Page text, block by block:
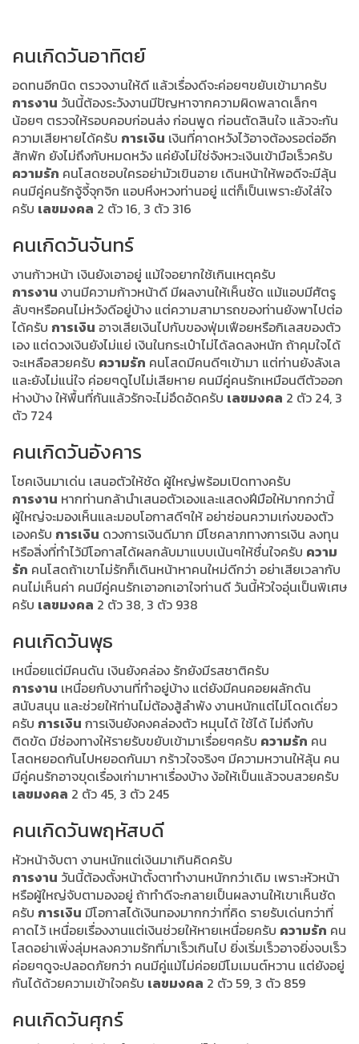
คนเกิดวันอาทิตย์
อดทนอีกนิด ตรวจงานให้ดี แล้วเรื่องดีจะค่อยๆขยับเข้ามาครับ
การงาน วันนี้ต้องระวังงานมีปัญหาจากความผิดพลาดเล็กๆ
น้อยๆ ตรวจให้รอบคอบก่อนส่ง ก่อนพูด ก่อนตัดสินใจ แล้วจะกัน
ความเสียหายได้ครับ การเงิน เงินที่คาดหวังไว้อาจต้องรอต่ออีก
สักพัก ยังไม่ถึงกับหมดหวัง แค่ยังไม่ใช่จังหวะเงินเข้ามือเร็วครับ
ความรัก คนโสดชอบใครอย่ามัวเขินอาย เดินหน้าให้พอดีจะมีลุ้น
คนมีคู่คนรักจู้จี้จุกจิก แอบหึงหวงท่านอยู่ แต่ก็เป็นเพราะยังใส่ใจ
ครับ เลขมงคล 2 ตัว 16, 3 ตัว 316
คนเกิดวันจันทร์
งานก้าวหน้า เงินยังเอาอยู่ แม้ใจอยากใช้เกินเหตุครับ
การงาน งานมีความก้าวหน้าดี มีผลงานให้เห็นชัด แม้แอบมีศัตรู
ลับๆหรือคนไม่หวังดีอยู่บ้าง แต่ความสามารถของท่านยังพาไปต่อ
ได้ครับ การเงิน อาจเสียเงินไปกับของฟุ่มเฟือยหรือกิเลสของตัว
เอง แต่ดวงเงินยังไม่แย่ เงินในกระเป๋าไม่ได้ลดลงหนัก ถ้าคุมใจได้
จะเหลือสวยครับ ความรัก คนโสดมีคนดีๆเข้ามา แต่ท่านยังลังเล
และยังไม่แน่ใจ ค่อยๆดูไปไม่เสียหาย คนมีคู่คนรักเหมือนตีตัวออก
ห่างบ้าง ให้พื้นที่กันแล้วรักจะไม่อึดอัดครับ เลขมงคล 2 ตัว 24, 3
ตัว 724
คนเกิดวันอังคาร
โชคเงินมาเด่น เสนอตัวให้ชัด ผู้ใหญ่พร้อมเปิดทางครับ
การงาน หากท่านกล้านำเสนอตัวเองและแสดงฝีมือให้มากกว่านี้
ผู้ใหญ่จะมองเห็นและมอบโอกาสดีๆให้ อย่าซ่อนความเก่งของตัว
เองครับ การเงิน ดวงการเงินดีมาก มีโชคลาภทางการเงิน ลงทุน
หรือสิ่งที่ทำไว้มีโอกาสได้ผลกลับมาแบบเน้นๆให้ชื่นใจครับ ความ
รัก คนโสดถ้าเขาไม่รักก็เดินหน้าหาคนใหม่ดีกว่า อย่าเสียเวลากับ
คนไม่เห็นค่า คนมีคู่คนรักเอาอกเอาใจท่านดี วันนี้หัวใจอุ่นเป็นพิเศษ
ครับ เลขมงคล 2 ตัว 38, 3 ตัว 938
คนเกิดวันพุธ
เหนื่อยแต่มีคนดัน เงินยังคล่อง รักยังมีรสชาติครับ
การงาน เหนื่อยกับงานที่ทำอยู่บ้าง แต่ยังมีคนคอยผลักดัน
สนับสนุน และช่วยให้ท่านไม่ต้องสู้ลำพัง งานหนักแต่ไม่โดดเดี่ยว
ครับ การเงิน การเงินยังคงคล่องตัว หมุนได้ ใช้ได้ ไม่ถึงกับ
ติดขัด มีช่องทางให้รายรับขยับเข้ามาเรื่อยๆครับ ความรัก คน
โสดหยอดกันไปหยอดกันมา กร้าวใจจริงๆ มีความหวานให้ลุ้น คน
มีคู่คนรักอาจขุดเรื่องเก่ามาหาเรื่องบ้าง ง้อให้เป็นแล้วจบสวยครับ
เลขมงคล 2 ตัว 45, 3 ตัว 245
คนเกิดวันพฤหัสบดี
หัวหน้าจับตา งานหนักแต่เงินมาเกินคิดครับ
การงาน วันนี้ต้องตั้งหน้าตั้งตาทำงานหนักกว่าเดิม เพราะหัวหน้า
หรือผู้ใหญ่จับตามองอยู่ ถ้าทำดีจะกลายเป็นผลงานให้เขาเห็นชัด
ครับ การเงิน มีโอกาสได้เงินทองมากกว่าที่คิด รายรับเด่นกว่าที่
คาดไว้ เหนื่อยเรื่องงานแต่เงินช่วยให้หายเหนื่อยครับ ความรัก คน
โสดอย่าเพิ่งลุ่มหลงความรักที่มาเร็วเกินไป ยิ่งเริ่มเร็วอาจยิ่งจบเร็ว
ค่อยๆดูจะปลอดภัยกว่า คนมีคู่แม้ไม่ค่อยมีโมเมนต์หวาน แต่ยังอยู่
กันได้ด้วยความเข้าใจครับ เลขมงคล 2 ตัว 59, 3 ตัว 859
คนเกิดวันศุกร์